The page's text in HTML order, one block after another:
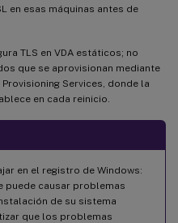
en esas máquinas antes de
TLS en VDA estáticos; no
que se aprovisionan mediante
Services, donde la
en cada reinicio.
en el registro de Windows:
puede causar problemas
de su sistema
que los problemas